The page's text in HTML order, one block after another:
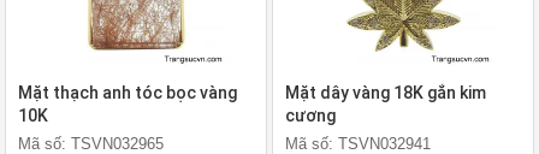
Mặt thạch anh tóc bọc vàng
10K
Mã số: TSVN032965
Mặt dây vàng 18K gắn kim
cương
Mã số: TSVN032941